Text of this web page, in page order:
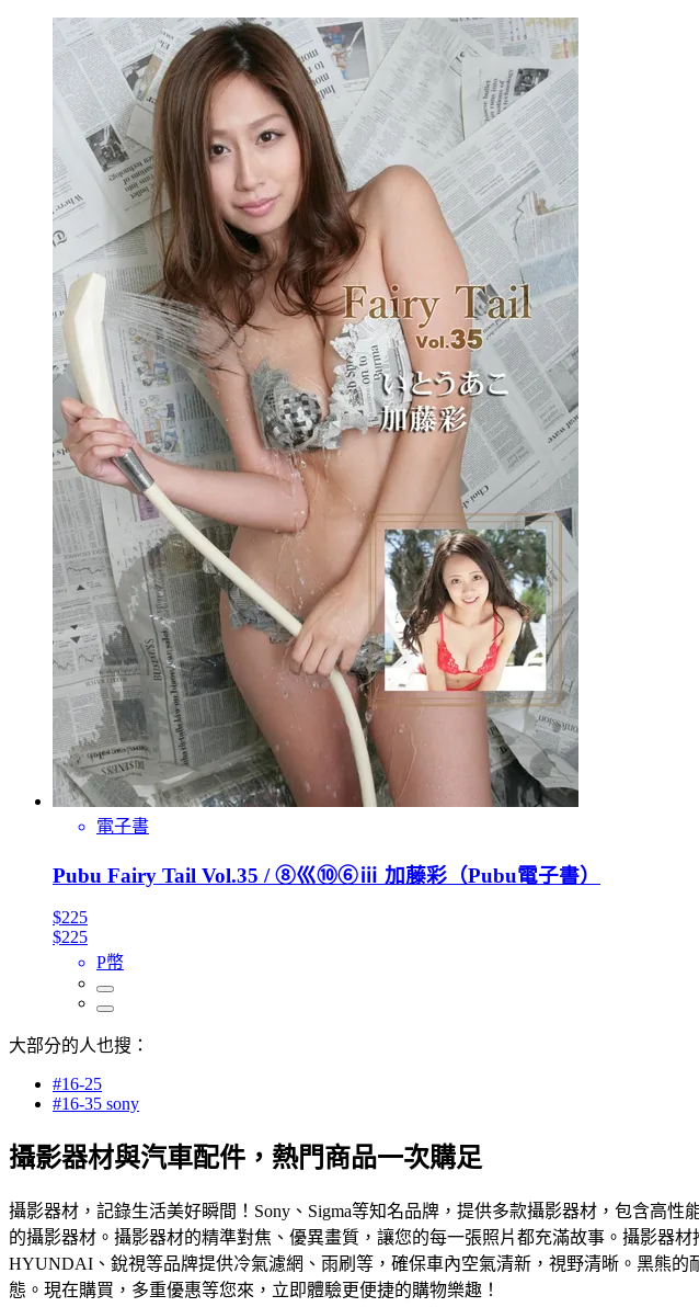
電子書
Pubu Fairy Tail Vol.35 / ⑧巛⑩⑥ⅲ 加藤彩（Pubu電子書）
$225
$225
P幣
大部分的人也搜：
#16-25
#16-35 sony
攝影器材與汽車配件，熱門商品一次購足
攝影器材，記錄生活美好瞬間！Sony、Sigma等知名品牌，提供多款攝影器材，包含高
的攝影器材。攝影器材的精準對焦、優異畫質，讓您的每一張照片都充滿故事。攝影器
HYUNDAI、銳視等品牌提供冷氣濾網、雨刷等，確保車內空氣清新，視野清晰。黑熊
態。現在購買，多重優惠等您來，立即體驗更便捷的購物樂趣！